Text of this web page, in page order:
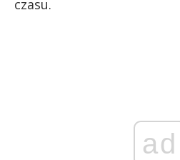
czasu.
ad